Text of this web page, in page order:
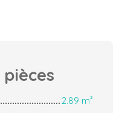
pièces
2.89 m²